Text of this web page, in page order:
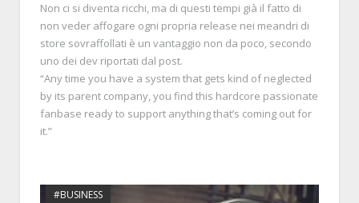
Non ci si diventa ricchi, ma di questi tempi già il fatto di
non veder affogare ogni propria release nei meandri di
store sovraffollati è un vantaggio non da poco, secondo
uno dei dev riportati dal post.
“Any time you have a system that gets kind of neglected
by its parent company, you find this hardcore passionate
fanbase ready to support anything that’s coming out for
it.”
#BUSINESS